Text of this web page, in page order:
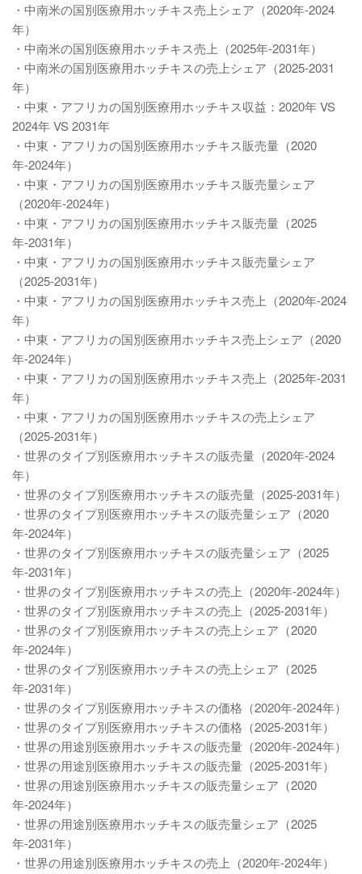
・中南米の国別医療用ホッチキス売上シェア（2020年-2024
年）
・中南米の国別医療用ホッチキス売上（2025年-2031年）
・中南米の国別医療用ホッチキスの売上シェア（2025-2031
年）
・中東・アフリカの国別医療用ホッチキス収益：2020年 VS
2024年 VS 2031年
・中東・アフリカの国別医療用ホッチキス販売量（2020
年-2024年）
・中東・アフリカの国別医療用ホッチキス販売量シェア
（2020年-2024年）
・中東・アフリカの国別医療用ホッチキス販売量（2025
年-2031年）
・中東・アフリカの国別医療用ホッチキス販売量シェア
（2025-2031年）
・中東・アフリカの国別医療用ホッチキス売上（2020年-2024
年）
・中東・アフリカの国別医療用ホッチキス売上シェア（2020
年-2024年）
・中東・アフリカの国別医療用ホッチキス売上（2025年-2031
年）
・中東・アフリカの国別医療用ホッチキスの売上シェア
（2025-2031年）
・世界のタイプ別医療用ホッチキスの販売量（2020年-2024
年）
・世界のタイプ別医療用ホッチキスの販売量（2025-2031年）
・世界のタイプ別医療用ホッチキスの販売量シェア（2020
年-2024年）
・世界のタイプ別医療用ホッチキスの販売量シェア（2025
年-2031年）
・世界のタイプ別医療用ホッチキスの売上（2020年-2024年）
・世界のタイプ別医療用ホッチキスの売上（2025-2031年）
・世界のタイプ別医療用ホッチキスの売上シェア（2020
年-2024年）
・世界のタイプ別医療用ホッチキスの売上シェア（2025
年-2031年）
・世界のタイプ別医療用ホッチキスの価格（2020年-2024年）
・世界のタイプ別医療用ホッチキスの価格（2025-2031年）
・世界の用途別医療用ホッチキスの販売量（2020年-2024年）
・世界の用途別医療用ホッチキスの販売量（2025-2031年）
・世界の用途別医療用ホッチキスの販売量シェア（2020
年-2024年）
・世界の用途別医療用ホッチキスの販売量シェア（2025
年-2031年）
・世界の用途別医療用ホッチキスの売上（2020年-2024年）